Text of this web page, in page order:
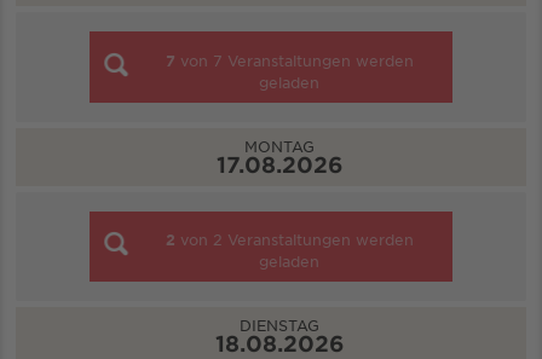
7 von 7 Veranstaltungen werden
geladen
MONTAG
17.08.2026
2 von 2 Veranstaltungen werden
geladen
DIENSTAG
18.08.2026